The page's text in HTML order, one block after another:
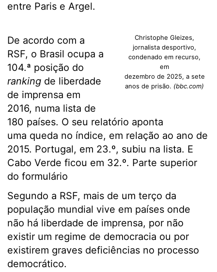
entre Paris e Argel.
Christophe Gleizes,
jornalista desportivo,
condenado em recurso,
em
dezembro de 2025, a sete
anos de prisão. (bbc.com)
De acordo com a
RSF, o Brasil ocupa a
104.ª posição do
ranking de liberdade
de imprensa em
2016, numa lista de
180 países. O seu relatório aponta
uma queda no índice, em relação ao ano de
2015. Portugal, em 23.º, subiu na lista. E
Cabo Verde ficou em 32.º. Parte superior
do formulário
Segundo a RSF, mais de um terço da
população mundial vive em países onde
não há liberdade de imprensa, por não
existir um regime de democracia ou por
existirem graves deficiências no processo
democrático.